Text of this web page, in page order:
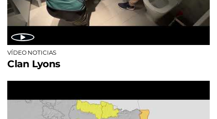
VÍDEO NOTICIAS
Clan Lyons